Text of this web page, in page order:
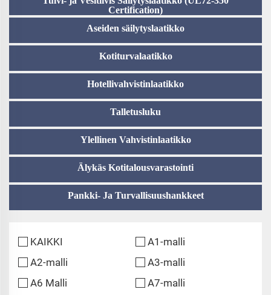
Certification)
Aseiden säilytyslaatikko
Kotiturvalaatikko
Hotellivahvistinlaatikko
Talletusluku
Ylellinen Vahvistinlaatikko
Älykäs Kotitalousvarastointi
Pankki- Ja Turvallisuushankkeet
KAIKKI
A1-malli
A2-malli
A3-malli
A6 Malli
A7-malli